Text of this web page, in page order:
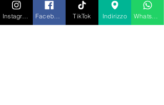
FOREVER LA CENA
SPETTACOLO
TikTok Indirizzo